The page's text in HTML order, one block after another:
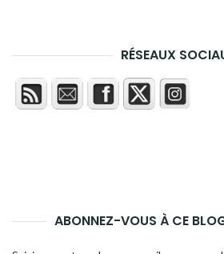
RÉSEAUX
ABONNEZ-VOUS À CE